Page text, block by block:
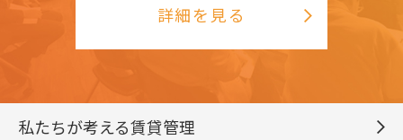
詳細を見る
私たちが考える賃貸管理